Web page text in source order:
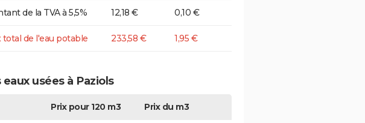
de la TVA à 5,5% 12,18 € 0,10 €
total de l'eau potable 233,58 € 1,95 €
usées à Paziols
Prix pour 120 m3 Prix du m3